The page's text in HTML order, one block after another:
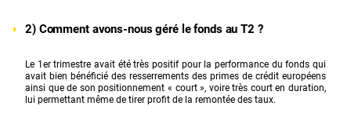
2) Comment avons-nous géré le fonds au T2 ?
Le 1er trimestre avait été très positif pour la performance du fonds qui
avait bien bénéficié des resserrements des primes de crédit européens
ainsi que de son positionnement « court », voire très court en duration,
lui permettant même de tirer profit de la remontée des taux.